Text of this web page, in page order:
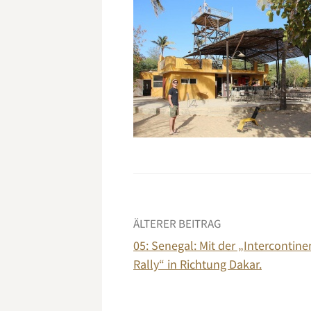
Beitrags-
Navigation
ÄLTERER BEITRAG
05: Senegal: Mit der
Rally“ in Richtung Dakar.